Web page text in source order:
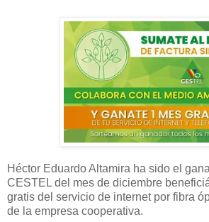
Héctor Eduardo Altamira ha sido el
CESTEL del mes de diciembre
gratis del servicio de internet por fibra
de la empresa cooperativa.